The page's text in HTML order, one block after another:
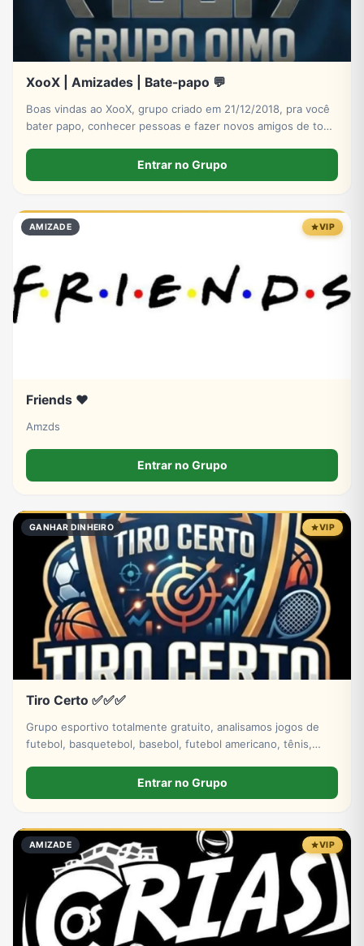
XooX | Amizades | Bate-papo 💬
Boas vindas ao XooX, grupo criado em 21/12/2018, pra você
bater papo, conhecer pessoas e fazer novos amigos de todo
Entrar no Grupo
AMIZADE VIP
Friends ❤️
Amzds
Entrar no Grupo
GANHAR DINHEIRO VIP
Tiro Certo ✅✅✅
Grupo esportivo totalmente gratuito, analisamos jogos de
futebol, basquetebol, basebol, futebol americano, tênis,
Entrar no Grupo
AMIZADE VIP